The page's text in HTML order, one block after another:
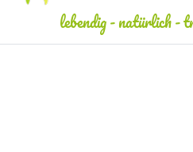
lebendig-natürlich-